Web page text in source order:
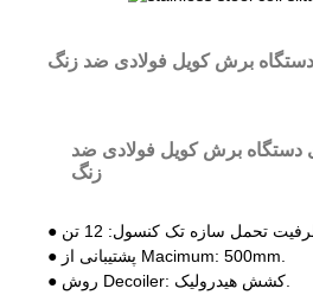
برش کویل فولادی ضد زنگ
دستگاه برش کویل فولادی ضد
زنگ
● پشتیبانی از Macimum: 500mm.